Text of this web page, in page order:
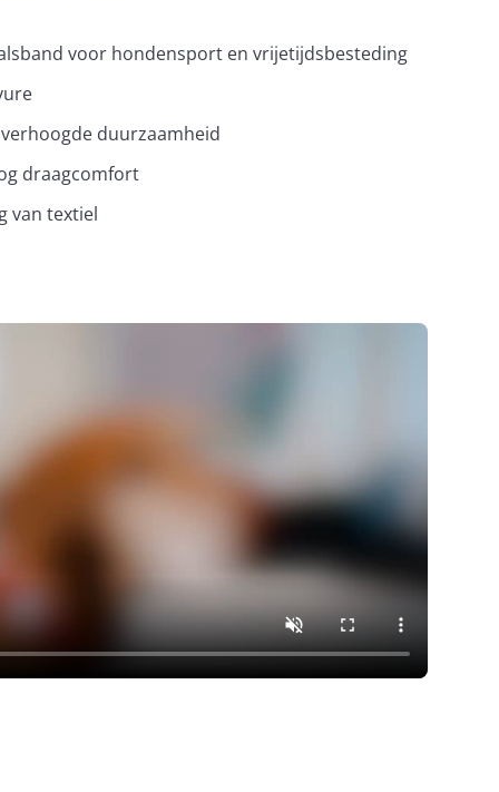
voor hondensport en vrijetijdsbesteding
duurzaamheid
draagcomfort
van textiel